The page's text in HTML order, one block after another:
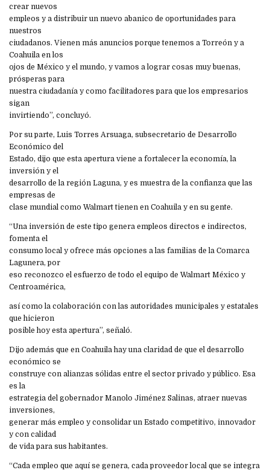
crear nuevos
empleos y a distribuir un nuevo abanico de oportunidades para
nuestros
ciudadanos. Vienen más anuncios porque tenemos a Torreón y a
Coahuila en los
ojos de México y el mundo, y vamos a lograr cosas muy buenas,
prósperas para
nuestra ciudadanía y como facilitadores para que los empresarios
sigan
invirtiendo”, concluyó.
Por su parte, Luis Torres Arsuaga, subsecretario de Desarrollo
Económico del
Estado, dijo que esta apertura viene a fortalecer la economía, la
inversión y el
desarrollo de la región Laguna, y es muestra de la confianza que las
empresas de
clase mundial como Walmart tienen en Coahuila y en su gente.
“Una inversión de este tipo genera empleos directos e indirectos,
fomenta el
consumo local y ofrece más opciones a las familias de la Comarca
Lagunera, por
eso reconozco el esfuerzo de todo el equipo de Walmart México y
Centroamérica,
así como la colaboración con las autoridades municipales y estatales
que hicieron
posible hoy esta apertura”, señaló.
Dijo además que en Coahuila hay una claridad de que el desarrollo
económico se
construye con alianzas sólidas entre el sector privado y público. Esa
es la
estrategia del gobernador Manolo Jiménez Salinas, atraer nuevas
inversiones,
generar más empleo y consolidar un Estado competitivo, innovador
y con calidad
de vida para sus habitantes.
“Cada empleo que aquí se genera, cada proveedor local que se integra